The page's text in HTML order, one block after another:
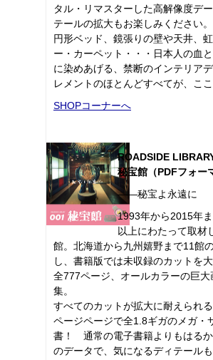
タル・リマスターした高解像度デ
テールの拡大もお楽しみください。
円形ベッド、鏡張りの壁や天井、
ー・カーペット・・・日本人の血
に染めあげる、禁断のインテリア
レメントのほとんどすべてが、ここ
SHOPコーナーへ
ROADSIDE
秘宝館（PDFフォー
――秘宝よ永遠に
1993年から2015年
以上にわたって取材
館。北海道から九州嬉野まで11館
し、書籍版では未収録のカットを
全777ページ、オールカラーの巨大
集。
すべてのカットが拡大に耐えられ
ページページで全1.8ギガのメガ・
書！ 通常の電子書籍よりもはる
のデータで、気になるディテール